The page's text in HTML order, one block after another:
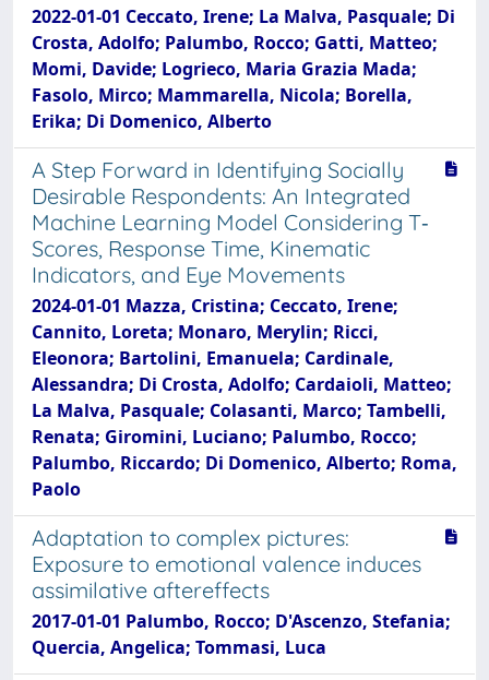
2022-01-01 Ceccato, Irene; La Malva, Pasquale; Di
Crosta, Adolfo; Palumbo, Rocco; Gatti, Matteo;
Momi, Davide; Logrieco, Maria Grazia Mada;
Fasolo, Mirco; Mammarella, Nicola; Borella,
Erika; Di Domenico, Alberto
A Step Forward in Identifying Socially
Desirable Respondents: An Integrated
Machine Learning Model Considering T‐
Scores, Response Time, Kinematic
Indicators, and Eye Movements
2024-01-01 Mazza, Cristina; Ceccato, Irene;
Cannito, Loreta; Monaro, Merylin; Ricci,
Eleonora; Bartolini, Emanuela; Cardinale,
Alessandra; Di Crosta, Adolfo; Cardaioli, Matteo;
La Malva, Pasquale; Colasanti, Marco; Tambelli,
Renata; Giromini, Luciano; Palumbo, Rocco;
Palumbo, Riccardo; Di Domenico, Alberto; Roma,
Paolo
Adaptation to complex pictures:
Exposure to emotional valence induces
assimilative aftereffects
2017-01-01 Palumbo, Rocco; D'Ascenzo, Stefania;
Quercia, Angelica; Tommasi, Luca